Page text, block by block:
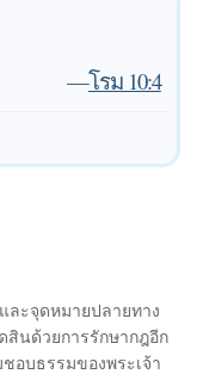
—โรม 10:4
ละจุดหมายปลายทาง
สินด้วยการรักษากฎอีก
อบธรรมของพระเจ้า